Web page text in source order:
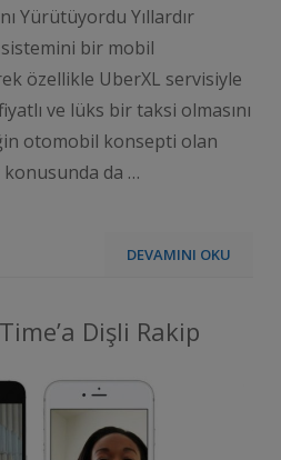
Yürütüyordu Yıllardır
sistemini bir mobil
özellikle UberXL servisiyle
ve lüks bir taksi olmasını
otomobil konsepti olan
da …
DEVAMINI OKU
Dişli Rakip